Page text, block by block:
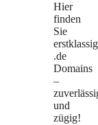
Hier
finden
Sie
.de
Domains
–
und
zügig!